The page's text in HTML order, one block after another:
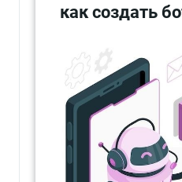
как создать